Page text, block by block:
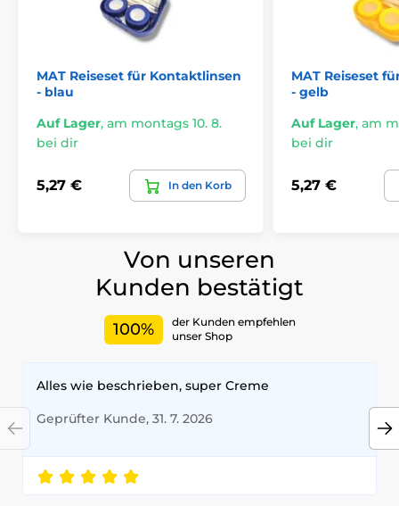
MAT Reiseset für Kontaktlinsen
- blau
Auf Lager, am montags 10. 8.
bei dir
5,27 € In den Korb
MAT Reiseset
- gelb
Auf Lager, am
bei dir
5,27 €
Von unseren
Kunden bestätigt
100%
der Kunden empfehlen
unser Shop
Alles wie beschrieben, super Creme
Geprüfter Kunde, 31. 7. 2026